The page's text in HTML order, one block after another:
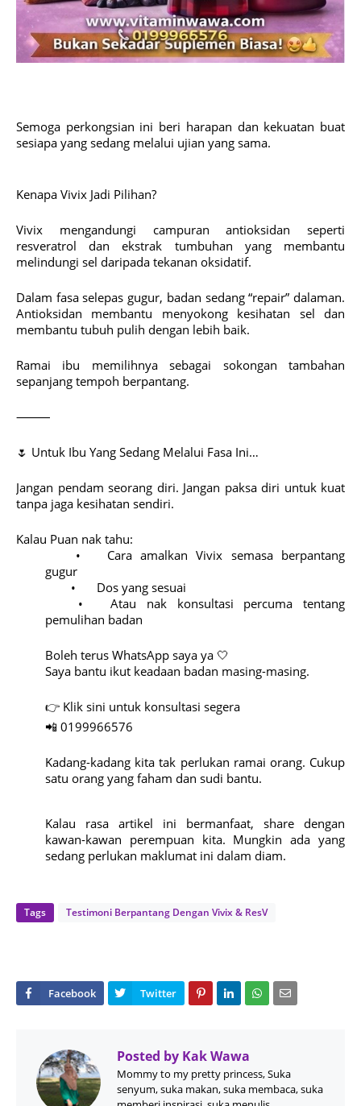
Semoga perkongsian ini beri harapan dan kekuatan buat
sesiapa yang sedang melalui ujian yang sama.
Kenapa Vivix Jadi Pilihan?
Vivix mengandungi campuran antioksidan seperti
resveratrol dan ekstrak tumbuhan yang membantu
melindungi sel daripada tekanan oksidatif.
Dalam fasa selepas gugur, badan sedang “repair” dalaman.
Antioksidan membantu menyokong kesihatan sel dan
membantu tubuh pulih dengan lebih baik.
Ramai ibu memilihnya sebagai sokongan tambahan
sepanjang tempoh berpantang.
⸻
🌷 Untuk Ibu Yang Sedang Melalui Fasa Ini…
Jangan pendam seorang diri. Jangan paksa diri untuk kuat
tanpa jaga kesihatan sendiri.
Kalau Puan nak tahu:
•
Cara amalkan Vivix semasa berpantang
gugur
•
Dos yang sesuai
•
Atau nak konsultasi percuma tentang
pemulihan badan
Boleh terus WhatsApp saya ya 🤍
Saya bantu ikut keadaan badan masing-masing.
👉 Klik sini untuk konsultasi segera
📲 0199966576
Kadang-kadang kita tak perlukan ramai orang. Cukup
satu orang yang faham dan sudi bantu.
Kalau rasa artikel ini bermanfaat, share dengan
kawan-kawan perempuan kita. Mungkin ada yang
sedang perlukan maklumat ini dalam diam.
Tags Testimoni Berpantang Dengan Vivix & ResV
Posted by Kak Wawa
Mommy to my pretty princess, Suka
senyum, suka makan, suka membaca, suka